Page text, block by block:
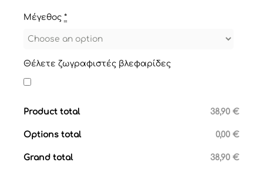
Μέγεθος *
Θέλετε ζωγραφιστές βλεφαρίδες
Product total 38,90 €
Options total 0,00 €
Grand total 38,90 €